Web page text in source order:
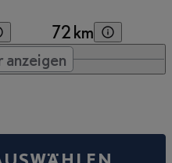
72 km
anzeigen